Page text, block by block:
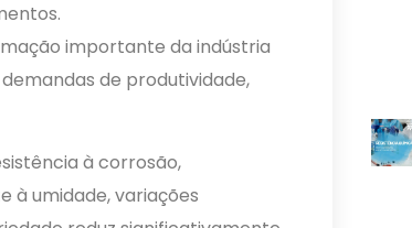
importante da indústria
de produtividade,
à corrosão,
umidade, variações